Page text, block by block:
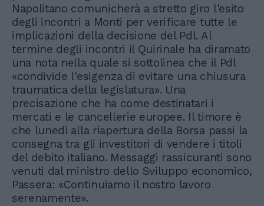
Napolitano comunicherà a stretto giro l'esito
degli incontri a Monti per verificare tutte le
implicazioni della decisione del Pdl. Al
termine degli incontri il Quirinale ha diramato
una nota nella quale si sottolinea che il Pdl
«condivide l'esigenza di evitare una chiusura
traumatica della legislatura». Una
precisazione che ha come destinatari i
mercati e le cancellerie europee. Il timore è
che lunedì alla riapertura della Borsa passi la
consegna tra gli investitori di vendere i titoli
del debito italiano. Messaggi rassicuranti sono
venuti dal ministro dello Sviluppo economico,
Passera: «Continuiamo il nostro lavoro
serenamente».